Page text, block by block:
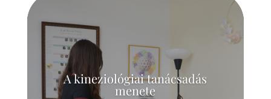
A kineziológiai tanácsadás
menete